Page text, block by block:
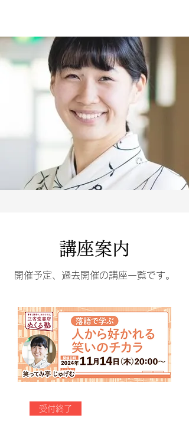
へ出向き、年間100件以上、4年間で延べ1万
人以上の人々に笑い教育を提供している。テ
レビ朝日「サンデーLive!! 」日本テレビ系列
「ウィークアップ」に出演や、TEDxkobe で
の登壇など、メディアにも多数出演し、名を
広げている。
講座案内
開催予定、過去開催の講座一覧です。
受付終了